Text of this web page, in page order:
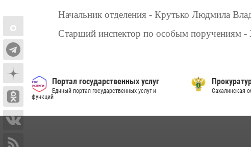
Начальник отделения - Крутько Людмила
Старший инспектор по особым поручениям -
Портал государственных услуг
Единый портал государственных услуг и
функций
Сахалинская